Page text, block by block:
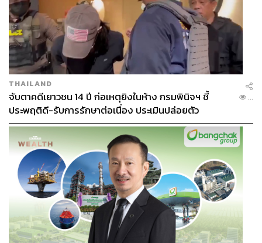
THAILAND
จับตาคดีเยาวชน 14 ปี ก่อเหตุยิงในห้าง กรมพินิจฯ ชี้
ประพฤติดี-รับการรักษาต่อเนื่อง ประเมินปล่อยตัว
...